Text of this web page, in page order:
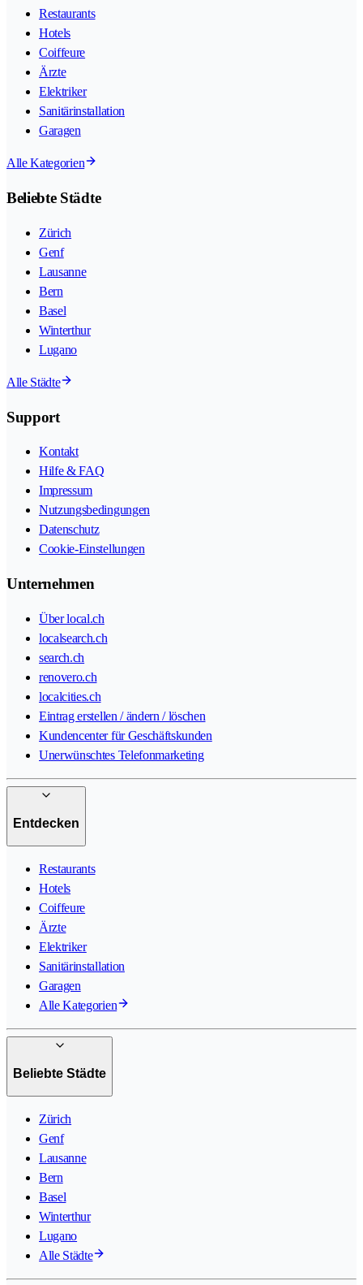
Restaurants
Hotels
Coiffeure
Ärzte
Elektriker
Sanitärinstallation
Garagen
Alle Kategorien
Beliebte Städte
Zürich
Genf
Lausanne
Bern
Basel
Winterthur
Lugano
Alle Städte
Support
Kontakt
Hilfe & FAQ
Impressum
Nutzungsbedingungen
Datenschutz
Cookie-Einstellungen
Unternehmen
Über local.ch
localsearch.ch
search.ch
renovero.ch
localcities.ch
Eintrag erstellen / ändern / löschen
Kundencenter für Geschäftskunden
Unerwünschtes Telefonmarketing
Entdecken
Restaurants
Hotels
Coiffeure
Ärzte
Elektriker
Sanitärinstallation
Garagen
Alle Kategorien
Beliebte Städte
Zürich
Genf
Lausanne
Bern
Basel
Winterthur
Lugano
Alle Städte